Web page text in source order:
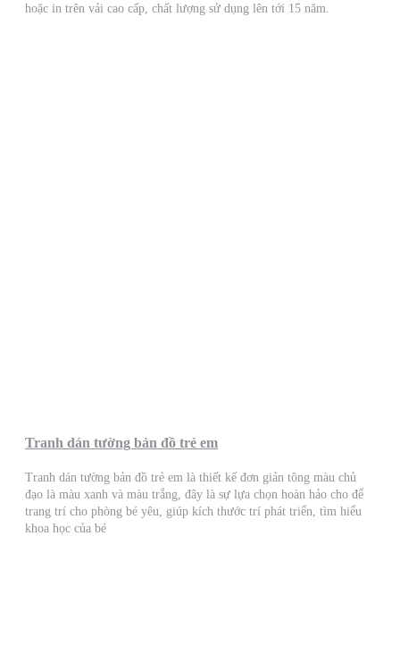
hoặc in trên vải cao cấp, chất lượng sử dụng lên tới 15 năm.
Tranh dán tường bản đồ trẻ em
Tranh dán tường bản đồ trẻ em là thiết kế đơn giản tông màu chủ
đạo là màu xanh và màu trắng, đây là sự lựa chọn hoàn hảo cho để
trang trí cho phòng bé yêu, giúp kích thước trí phát triển, tìm hiểu
khoa học của bé